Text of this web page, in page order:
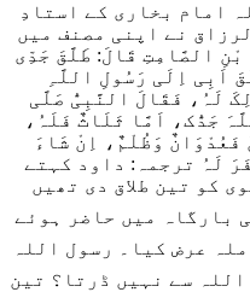
امام بخاری کے استادِ
نے اپنی مصنف میں
بْنِ الصَّامِتِ قَالَ: طَلَّقَ جَدِّی
اَبِی اِلَی رَسُولِ اللَّہِ
لَہُ، فَقَالَ النَّبِیُّ صَلَّی
جَدُّک، اَمَّا ثَلَاثٌ فَلَہُ،
فَعُدْوَانٌ وَظُلْمٌ، اِنْ شَاءَ
لَہُ ترجمہ: داود کہتے
کو تین طلاق دی تھیں
بارگاہ میں حاضر ہوئے
عرض کیا۔ رسول اللہ
سے نہیں ڈرتا؟ تین